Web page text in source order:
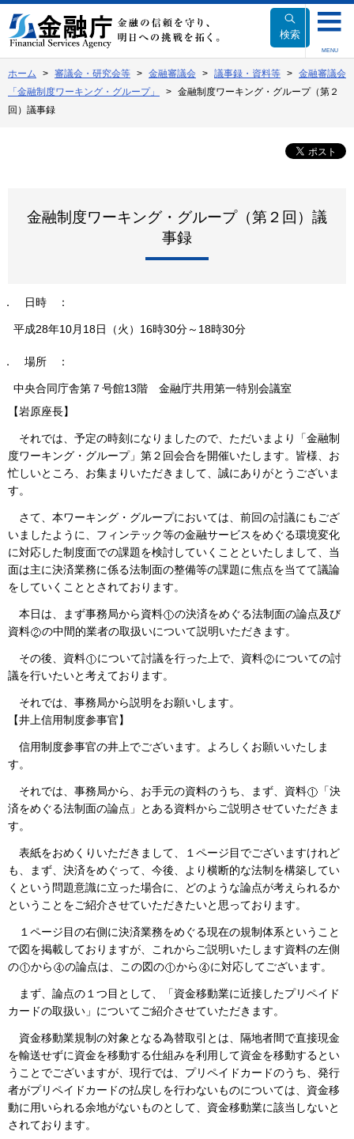
文
へ
動
検索
MENU
ホーム 審議会・研究会等 金融審議会 議事録・資料等
金融審議会
「金融制度ワーキング・グループ」
金融制度ワーキング・グループ（第２
回）議事録
金融制度ワーキング・グループ（第２回）議
事録
日時 ：
平成28年10月18日（火）16時30分～18時30分
場所 ：
中央合同庁舎第７号館13階 金融庁共用第一特別会議室
【岩原座長】
それでは、予定の時刻になりましたので、ただいまより「金融制
度ワーキング・グループ」第２回会合を開催いたします。皆様、お
忙しいところ、お集まりいただきまして、誠にありがとうございま
す。
さて、本ワーキング・グループにおいては、前回の討議にもござ
いましたように、フィンテック等の金融サービスをめぐる環境変化
に対応した制度面での課題を検討していくことといたしまして、当
面は主に決済業務に係る法制面の整備等の課題に焦点を当てて議論
をしていくこととされております。
本日は、まず事務局から資料
の決済をめぐる法制面の論点及び
資料
の中間的業者の取扱いについて説明いただきます。
その後、資料 について討議を行った上で、資料
についての討
議を行いたいと考えております。
それでは、事務局から説明をお願いします。
【井上信用制度参事官】
信用制度参事官の井上でございます。よろしくお願いいたしま
す。
それでは、事務局から、お手元の資料のうち、まず、資料
「決
済をめぐる法制面の論点」とある資料からご説明させていただきま
す。
表紙をおめくりいただきまして、１ページ目でございますけれど
も、まず、決済をめぐって、今後、より横断的な法制を構築してい
くという問題意識に立った場合に、どのような論点が考えられるか
ということをご紹介させていただきたいと思っております。
１ページ目の右側に決済業務をめぐる現在の規制体系ということ
で図を掲載しておりますが、これからご説明いたします資料の左側
の
から の論点は、この図の から に対応してございます。
まず、論点の１つ目として、「資金移動業に近接したプリペイド
カードの取扱い」についてご紹介させていただきます。
資金移動業規制の対象となる為替取引とは、隔地者間で直接現金
を輸送せずに資金を移動する仕組みを利用して資金を移動するとい
うことでございますが、現行では、プリペイドカードのうち、発行
者がプリペイドカードの払戻しを行わないものについては、資金移
動に用いられる余地がないものとして、資金移動業に該当しないと
されております。